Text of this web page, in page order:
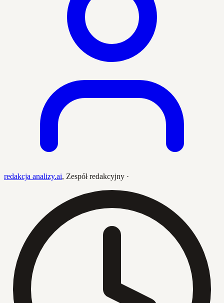
redakcja analizy.ai, Zespół redakcyjny ·